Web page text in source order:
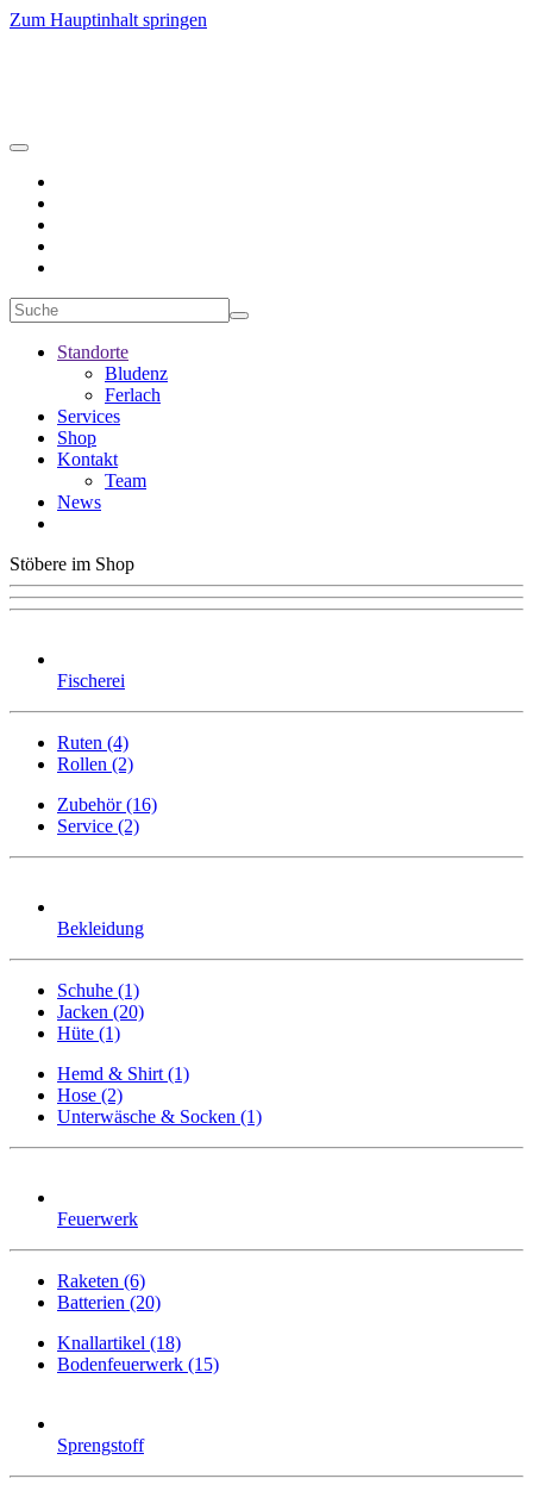
Zum Hauptinhalt springen
Standorte
Bludenz
Ferlach
Services
Shop
Kontakt
Team
News
Stöbere im Shop
Fischerei
Ruten (4)
Rollen (2)
Zubehör (16)
Service (2)
Bekleidung
Schuhe (1)
Jacken (20)
Hüte (1)
Hemd & Shirt (1)
Hose (2)
Unterwäsche & Socken (1)
Feuerwerk
Raketen (6)
Batterien (20)
Knallartikel (18)
Bodenfeuerwerk (15)
Sprengstoff